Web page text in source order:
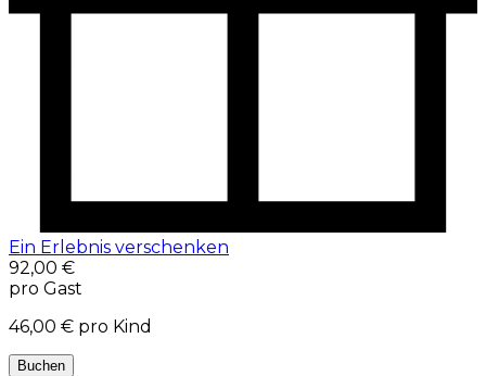
Ein Erlebnis verschenken
92,00 €
pro Gast
46,00 € pro Kind
Buchen